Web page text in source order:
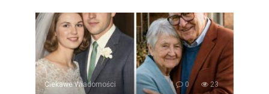
Ciekawe Wiadomości 0 23